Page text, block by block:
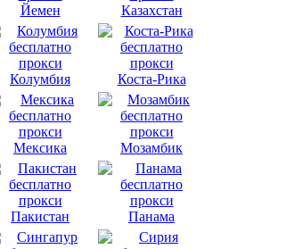
Йемен Казахстан
Колумбия Коста-Рика
Мексика Мозамбик
Пакистан Панама